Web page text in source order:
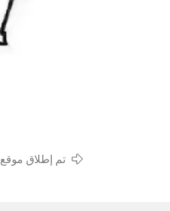
تم إطلاق موقع www.cncbrushmachine.com رسميًا